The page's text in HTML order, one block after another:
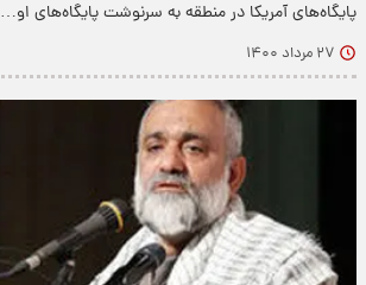
پایگاه‌های آمریکا در منطقه به سرنوشت پایگاه‌های او…
۲۷ مرداد ۱۴۰۰